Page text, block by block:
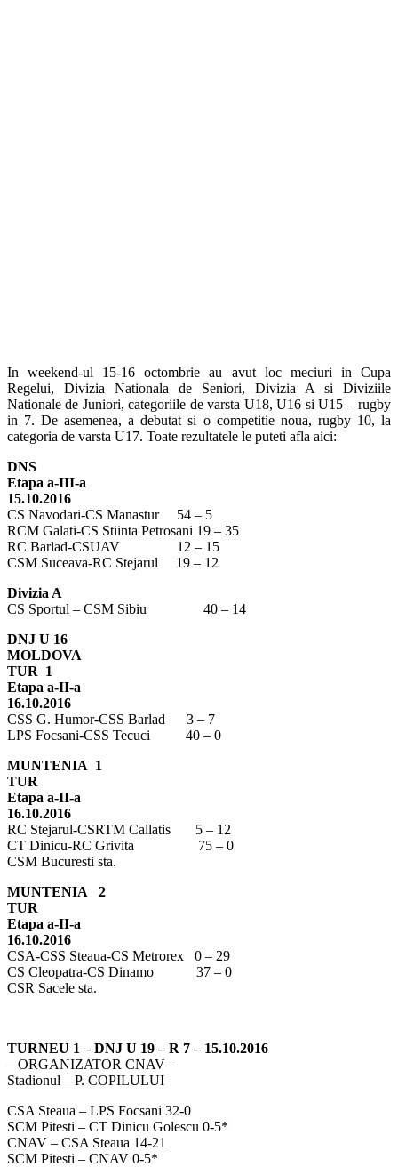
In weekend-ul 15-16 octombrie au avut loc meciuri in Cupa
Regelui, Divizia Nationala de Seniori, Divizia A si Diviziile
Nationale de Juniori, categoriile de varsta U18, U16 si U15 – rugby
in 7. De asemenea, a debutat si o competitie noua, rugby 10, la
categoria de varsta U17. Toate rezultatele le puteti afla aici:
DNS
Etapa a-III-a
15.10.2016
CS Navodari-CS Manastur 54 – 5
RCM Galati-CS Stiinta Petrosani 19 – 35
RC Barlad-CSUAV 12 – 15
CSM Suceava-RC Stejarul 19 – 12
Divizia A
CS Sportul – CSM Sibiu 40 – 14
DNJ U 16
MOLDOVA
TUR 1
Etapa a-II-a
16.10.2016
CSS G. Humor-CSS Barlad 3 – 7
LPS Focsani-CSS Tecuci 40 – 0
MUNTENIA 1
TUR
Etapa a-II-a
16.10.2016
RC Stejarul-CSRTM Callatis 5 – 12
CT Dinicu-RC Grivita 75 – 0
CSM Bucuresti sta.
MUNTENIA 2
TUR
Etapa a-II-a
16.10.2016
CSA-CSS Steaua-CS Metrorex 0 – 29
CS Cleopatra-CS Dinamo 37 – 0
CSR Sacele sta.
TURNEU 1 – DNJ U 19 – R 7 – 15.10.2016
– ORGANIZATOR CNAV –
Stadionul – P. COPILULUI
CSA Steaua – LPS Focsani 32-0
SCM Pitesti – CT Dinicu Golescu 0-5*
CNAV – CSA Steaua 14-21
SCM Pitesti – CNAV 0-5*